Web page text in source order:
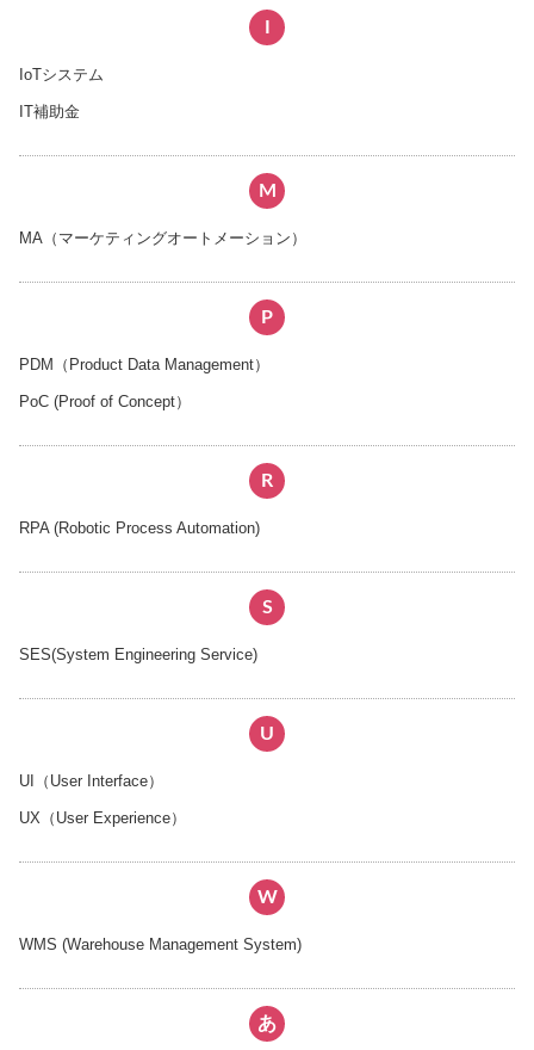
IoTシステム
IT補助金
M
MA（マーケティングオートメーション）
P
PDM（Product Data Management）
PoC (Proof of Concept）
R
RPA (Robotic Process Automation)
S
SES(System Engineering Service)
U
UI（User Interface）
UX（User Experience）
W
WMS (Warehouse Management System)
あ